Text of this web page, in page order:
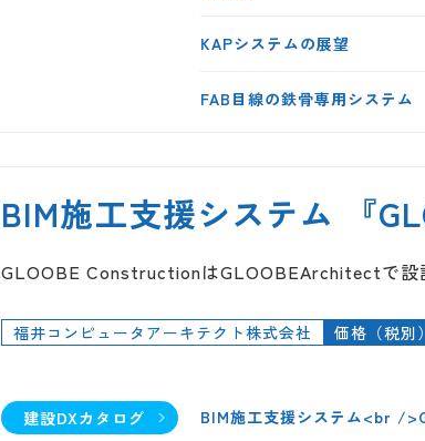
KAPシステムの展望
FAB目線の鉄骨専用システム
BIM施工支援システム 『
GLOOBE ConstructionはGLOOBEArchitectで
福井コンピュータアーキテクト株式会社 価格（税別
建設DXカタログ BIM施工支援システム<br /